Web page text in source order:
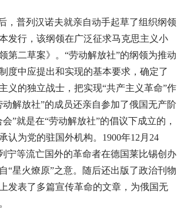
，普列汉诺夫就亲自动手起草了组织纲领
发行，该纲领在广泛征求马克思主义小
第二草案》。“劳动解放社”的纲领为推动
度中应提出和实现的基本要求，确定了
义的独立战士，把实现“共产主义革命”作
解放社”的成员还亲自参加了俄国无产阶
”就是在“劳动解放社”的倡议下成立的，
认为党的驻国外机构。1900年12月24
宁等流亡国外的革命者在德国莱比锡创办
“星火燎原”之意。随后还出版了政治刊物
发表了多篇宣传革命的文章，为俄国无